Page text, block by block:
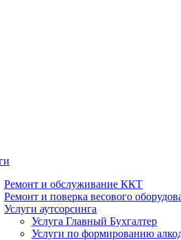
Ремонт и обслуживание ККТ
Ремонт и поверка весового
Услуги аутсорсинга
Услуга Главный Бухгалтер
Услуги по формированию